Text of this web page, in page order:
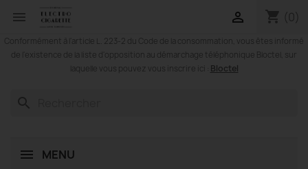
 shopping_cart (0)

Conformément à l'article L. 223-2 du Code de la consommation, vous êtes informé
de l'existence de la liste d'opposition au démarchage téléphonique Bloctel, sur
laquelle vous pouvez vous inscrire ici : Bloctel
search
MENU